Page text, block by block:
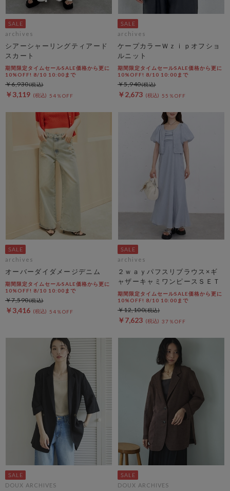
archives
シアーシャーリングティアード
スカート
期間限定タイムセールSALE価格から更に
10%OFF! 8/10 10:00まで
￥3,119 54％OFF
￥6,930
archives
ケープカラーＷｚｉｐオフショ
ルニット
期間限定タイムセールSALE価格から更に
10%OFF! 8/10 10:00まで
￥2,673 55％OFF
￥5,940
archives
オーバーダイダメージデニム
期間限定タイムセールSALE価格から更に
10%OFF! 8/10 10:00まで
￥3,416 54％OFF
￥7,590
archives
２ｗａｙパフスリブラウス×ギ
ャザーキャミワンピースＳＥＴ
期間限定タイムセールSALE価格から更に
10%OFF! 8/10 10:00まで
￥7,623 37％OFF
￥12,100
DOUX ARCHIVES DOUX ARCHIVES